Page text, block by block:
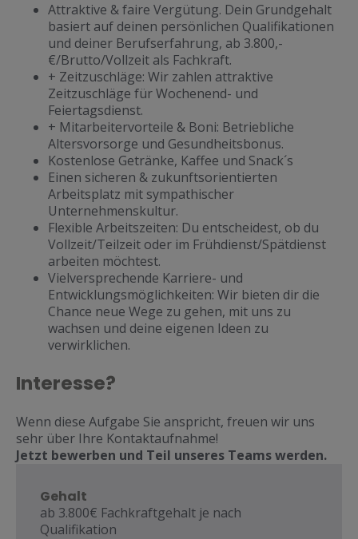
Attraktive & faire Vergütung. Dein Grundgehalt
basiert auf deinen persönlichen Qualifikationen
und deiner Berufserfahrung, ab 3.800,-
€/Brutto/Vollzeit als Fachkraft.
+ Zeitzuschläge: Wir zahlen attraktive
Zeitzuschläge für Wochenend- und
Feiertagsdienst.
+ Mitarbeitervorteile & Boni: Betriebliche
Altersvorsorge und Gesundheitsbonus.
Kostenlose Getränke, Kaffee und Snack´s
Einen sicheren & zukunftsorientierten
Arbeitsplatz mit sympathischer
Unternehmenskultur.
Flexible Arbeitszeiten: Du entscheidest, ob du
Vollzeit/Teilzeit oder im Frühdienst/Spätdienst
arbeiten möchtest.
Vielversprechende Karriere- und
Entwicklungsmöglichkeiten: Wir bieten dir die
Chance neue Wege zu gehen, mit uns zu
wachsen und deine eigenen Ideen zu
verwirklichen.
Interesse?
Wenn diese Aufgabe Sie anspricht, freuen wir uns
sehr über Ihre Kontaktaufnahme!
Jetzt bewerben und Teil unseres Teams werden.
Gehalt
ab 3.800€ Fachkraftgehalt je nach
Qualifikation